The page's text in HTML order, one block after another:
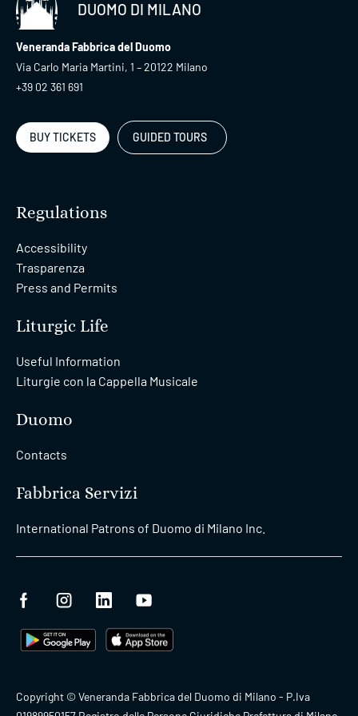
DUOMO DI MILANO
Veneranda Fabbrica del Duomo
Via Carlo Maria Martini, 1 – 20122 Milano
+39 02 361 691
BUY TICKETS GUIDED TOURS
Regulations
Accessibility
Trasparenza
Press and Permits
Liturgic Life
Useful Information
Liturgie con la Cappella Musicale
Duomo
Contacts
Fabbrica Servizi
International Patrons of Duomo di Milano Inc.
Copyright © Veneranda Fabbrica del Duomo di Milano - P.Iva